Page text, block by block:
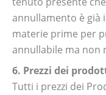
annullamento è già
materie prime per
annullabile ma non
6. Prezzi dei
Tutti i prezzi dei